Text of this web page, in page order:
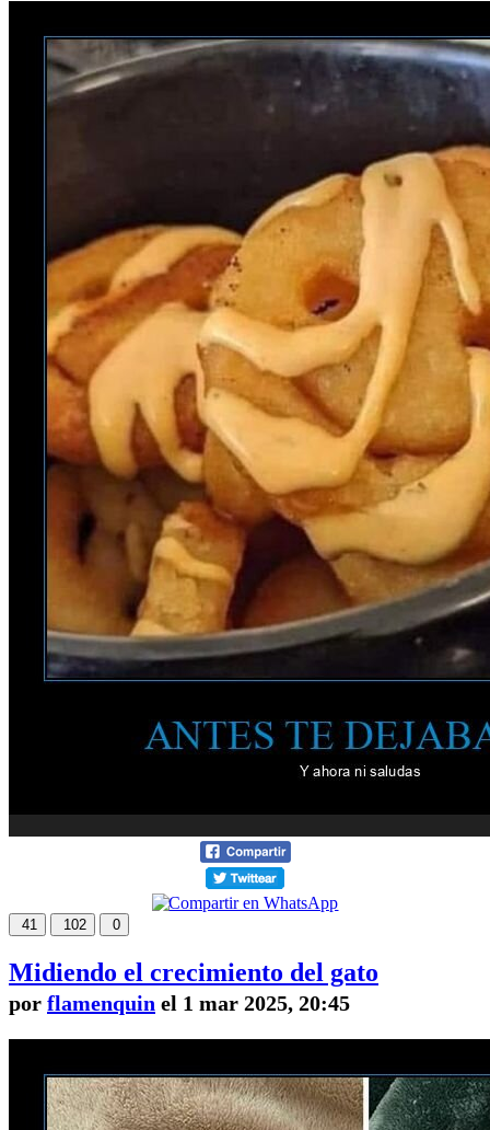
41 102 0
Midiendo el crecimiento del gato
por flamenquin el 1 mar 2025, 20:45